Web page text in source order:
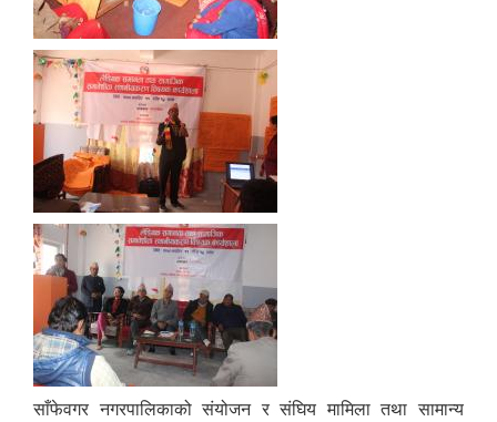
साँफेवगर नगरपालिकाको संयोजन र संघिय मामिला तथा सामान्य